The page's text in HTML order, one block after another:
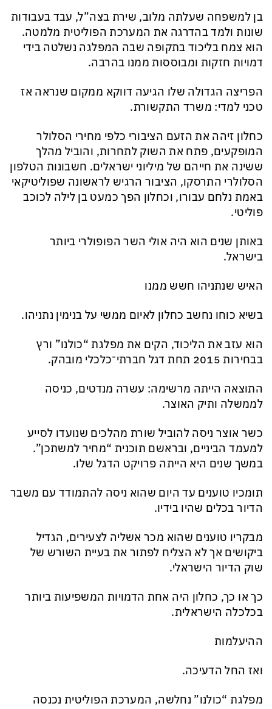
בן למשפחה שעלתה מלוב, שירת בצה”ל, עבד בעבודות
שונות ולמד בהדרגה את המערכת הפוליטית מלמטה.
הוא צמח בליכוד בתקופה שבה המפלגה נשלטה בידי
דמויות חזקות ומבוססות ממנו בהרבה.
הפריצה הגדולה שלו הגיעה דווקא ממקום שנראה אז
טכני למדי: משרד התקשורת.
כחלון זיהה את הזעם הציבורי כלפי מחירי הסלולר
המופקעים, פתח את השוק לתחרות, והוביל מהלך
ששינה את חייהם של מיליוני ישראלים. חשבונות הטלפון
הסלולרי התרסקו, הציבור הרגיש לראשונה שפוליטיקאי
באמת נלחם עבורו, וכחלון הפך כמעט בן לילה לכוכב
פוליטי.
באותן שנים הוא היה אולי השר הפופולרי ביותר
בישראל.
האיש שנתניהו חשש ממנו
בשיא כוחו נחשב כחלון לאיום ממשי על בנימין נתניהו.
הוא עזב את הליכוד, הקים את מפלגת “כולנו” ורץ
בבחירות 2015 תחת דגל חברתי־כלכלי מובהק.
התוצאה הייתה מרשימה: עשרה מנדטים, כניסה
לממשלה ותיק האוצר.
כשר אוצר ניסה להוביל שורת מהלכים שנועדו לסייע
למעמד הביניים, ובראשם תוכנית “מחיר למשתכן”.
במשך שנים היא הייתה פרויקט הדגל שלו.
תומכיו טוענים עד היום שהוא ניסה להתמודד עם משבר
הדיור בכלים שהיו בידיו.
מבקריו טוענים שהוא מכר אשליה לצעירים, הגדיל
ביקושים אך לא הצליח לפתור את בעיית השורש של
שוק הדיור הישראלי.
כך או כך, כחלון היה אחת הדמויות המשפיעות ביותר
בכלכלה הישראלית.
ההיעלמות
ואז החל הדעיכה.
מפלגת “כולנו” נחלשה, המערכת הפוליטית נכנסה